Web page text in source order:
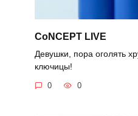
CoNCEPT LIVE
Девушки, пора оголять
ключицы!
0 0